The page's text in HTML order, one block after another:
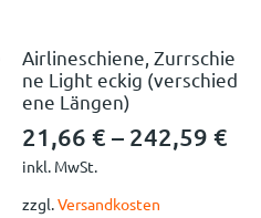
Airlineschiene, Zurrschie
ne Light eckig (verschied
ene Längen)
21,66€ – 242,59€
inkl. MwSt.
zzgl.Versandkosten